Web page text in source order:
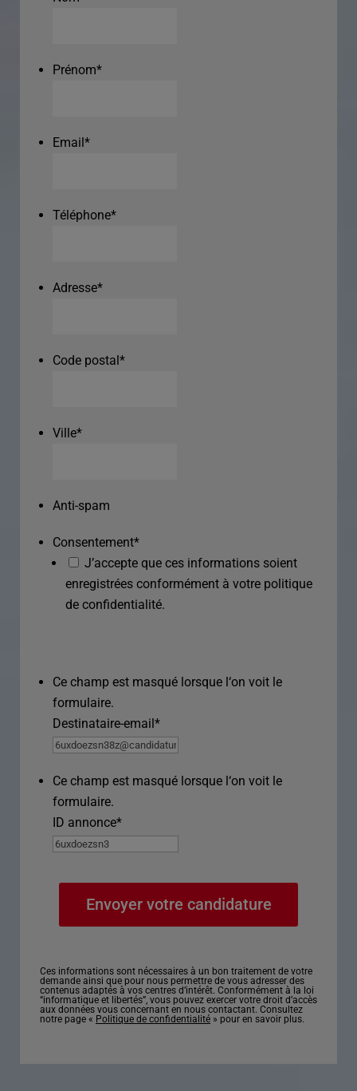
Prénom*
Email*
Téléphone*
Adresse*
Code postal*
Ville*
Anti-spam
Consentement*
J’accepte que ces informations soient
enregistrées conformément à votre politique
de confidentialité.
Ce champ est masqué lorsque l‘on voit le
formulaire.
Destinataire-email*
Ce champ est masqué lorsque l‘on voit le
formulaire.
ID annonce*
Ces informations sont nécessaires à un bon traitement de votre
demande ainsi que pour nous permettre de vous adresser des
contenus adaptés à vos centres d’intérêt. Conformément à la loi
“informatique et libertés”, vous pouvez exercer votre droit d’accès
aux données vous concernant en nous contactant. Consultez
notre page « Politique de confidentialité » pour en savoir plus.